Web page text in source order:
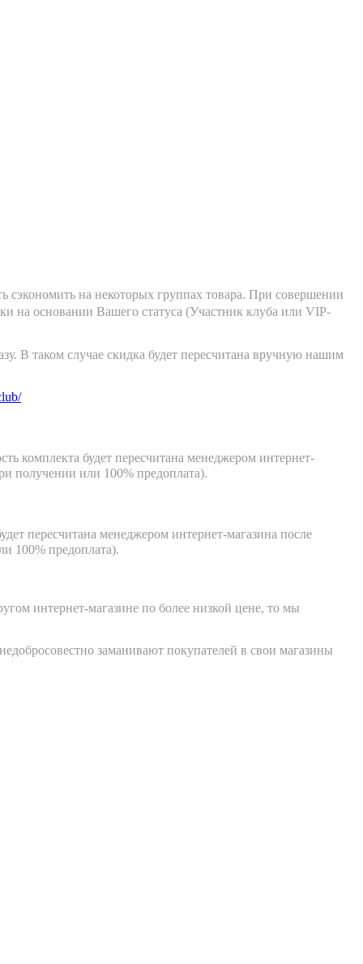
сэкономить на некоторых группах товара. При совершении
на основании Вашего статуса (Участник клуба или VIP-
В таком случае скидка будет пересчитана вручную нашим
комплекта будет пересчитана менеджером интернет-
получении или 100% предоплата).
пересчитана менеджером интернет-магазина после
100% предоплата).
интернет-магазине по более низкой цене, то мы
заманивают покупателей в свои магазины